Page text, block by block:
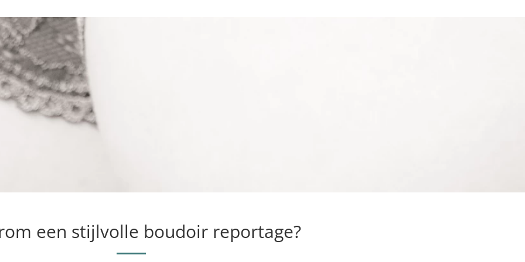
een stijlvolle boudoir reportage?